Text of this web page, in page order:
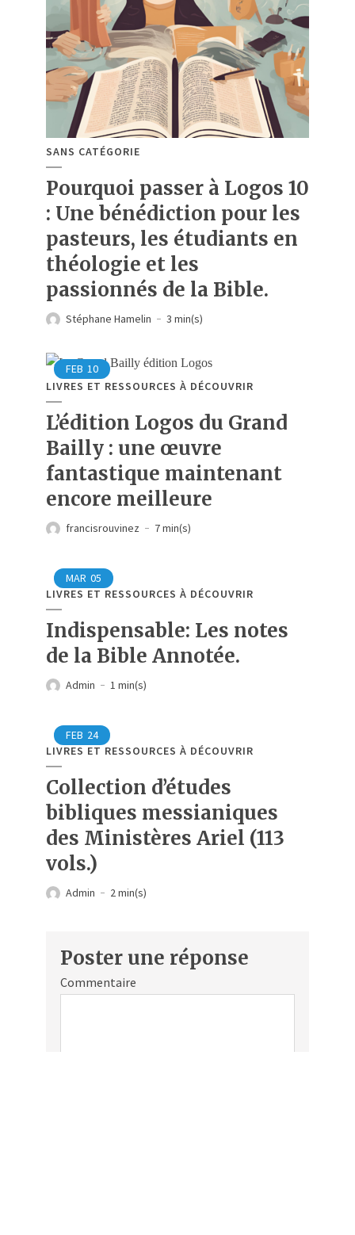
SANS CATÉGORIE
Pourquoi passer à Logos 10
: Une bénédiction pour les
pasteurs, les étudiants en
théologie et les
passionnés de la Bible.
Stéphane Hamelin 3 min(s)
FEB 10
LIVRES ET RESSOURCES À DÉCOUVRIR
L’édition Logos du Grand
Bailly : une œuvre
fantastique maintenant
encore meilleure
francisrouvinez 7 min(s)
MAR 05
LIVRES ET RESSOURCES À DÉCOUVRIR
Indispensable: Les notes
de la Bible Annotée.
Admin 1 min(s)
FEB 24
LIVRES ET RESSOURCES À DÉCOUVRIR
Collection d’études
bibliques messianiques
des Ministères Ariel (113
vols.)
Admin 2 min(s)
Poster une réponse
Commentaire